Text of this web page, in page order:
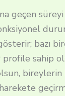
geçen
bazı
profile sahip
bireylerin